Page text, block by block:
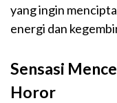
yang ingin
energi dan
Sensasi
Horor